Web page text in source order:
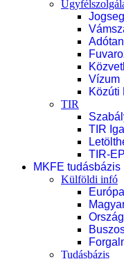
Vízum
Közúti
TIR
TIR
TIR-
MKFE tudásbázis
Külföldi infó
Tudásbázis